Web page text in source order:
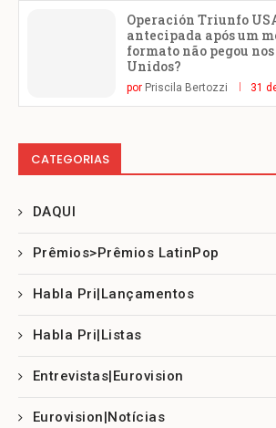
Operación Triunfo
antecipada após um
formato não pegou
Unidos?
por Priscila Bertozzi 31
CATEGORIAS
DAQUI
Prêmios>Prêmios LatinPop
Habla Pri|Lançamentos
Habla Pri|Listas
Entrevistas|Eurovision
Eurovision|Notícias